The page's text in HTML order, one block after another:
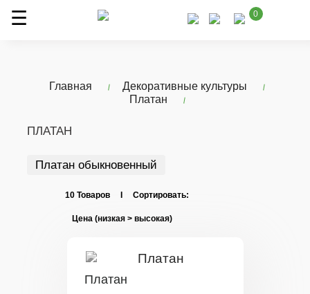
0
Главная
Декоративные культуры
Платан
ПЛАТАН
Платан обыкновенный
10 Товаров I Сортировать:
Платан